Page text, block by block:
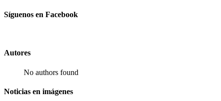
Síguenos en Facebook
Autores
No authors found
Noticias en imágenes